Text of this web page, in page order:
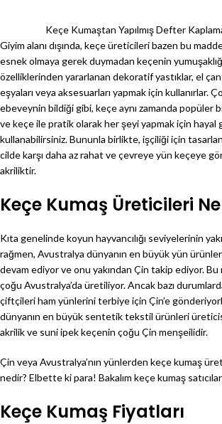
Keçe Kumaştan Yapılmış Defter
Giyim alanı dışında, keçe üreticileri bazen bu
esnek olmaya gerek duymadan keçenin
özelliklerinden yararlanan dekoratif yastıklar, el
eşyaları veya aksesuarları yapmak için kullanırlar.
ebeveynin bildiği gibi, keçe aynı zamanda popüler
ve keçe ile pratik olarak her şeyi yapmak için hayal
kullanabilirsiniz. Bununla birlikte, işçiliği için
cilde karşı daha az rahat ve çevreye yün keçeye
akriliktir.
Keçe Kumaş Üreticileri
Kıta genelinde koyun hayvancılığı seviyelerinin
rağmen, Avustralya dünyanın en büyük yün
devam ediyor ve onu yakından Çin takip ediyor.
çoğu Avustralya’da üretiliyor. Ancak bazı
çiftçileri ham yünlerini terbiye için Çin’e
dünyanın en büyük sentetik tekstil ürünleri
akrilik ve suni ipek keçenin çoğu Çin menşeilidir.
Çin veya Avustralya’nın yünlerden keçe kumaş
nedir? Elbette ki para! Bakalım keçe kumaş
Keçe Kumaş Fiyatları